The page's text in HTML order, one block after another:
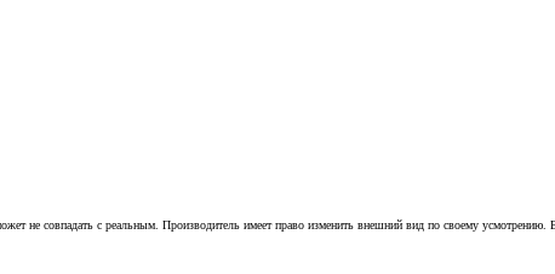
не совпадать с реальным. Производитель имеет право изменить внешний вид по своему усмотрению.